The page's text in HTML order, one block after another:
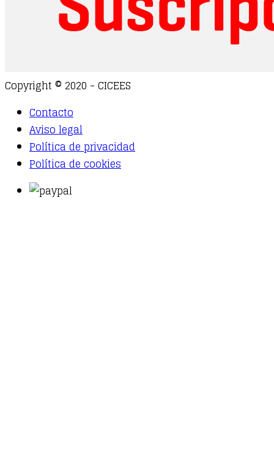
Copyright © 2020 - CICEES
Contacto
Aviso legal
Política de privacidad
Política de cookies